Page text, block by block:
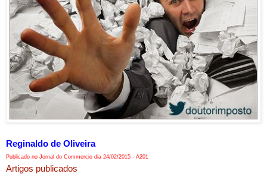
Reginaldo de Oliveira
Publicado no Jornal do Commercio dia 24/02/2015 - A201
Artigos publicados